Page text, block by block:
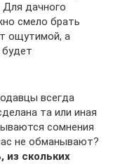
Для дачного
смело брать
ощутимой, а
будет
всегда
та или иная
сомнения
не обманывают?
из скольких